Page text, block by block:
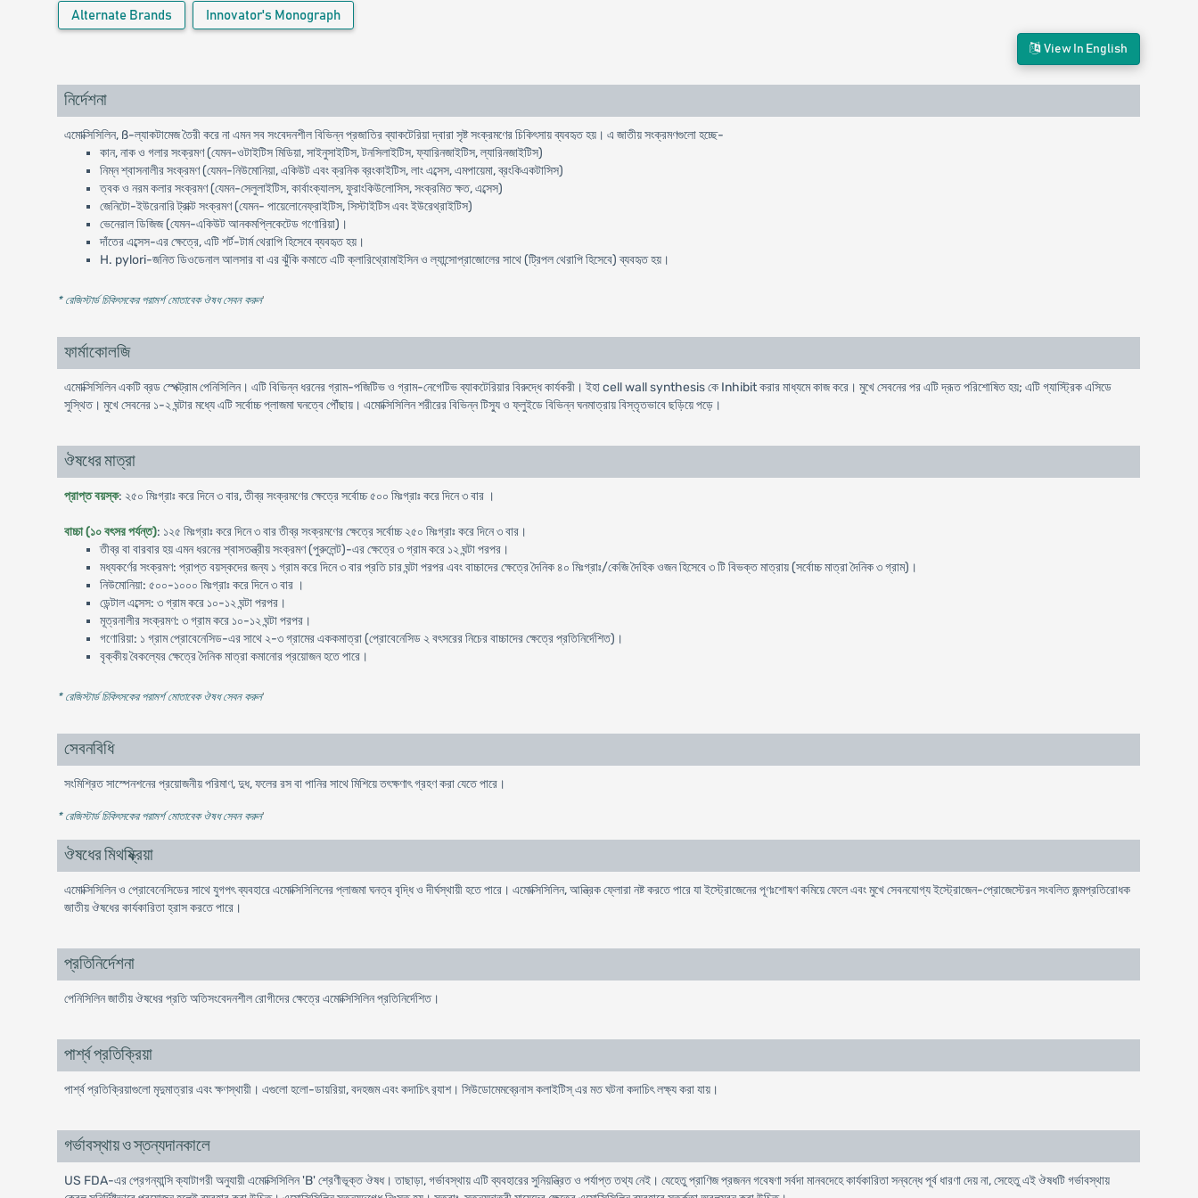
Alternate Brands Innovator's Monograph
View In English
নির্দেশনা
এমোক্সিসিলিন, ß-ল্যাকটামেজ তৈরী করে না এমন সব সংবেদনশীল বিভিন্ন প্রজাতির ব্যাকটেরিয়া দ্বারা সৃষ্ট সংক্রমণের চিকিৎসায় ব্যবহৃত হয়। এ জাতীয় সংক্রমণগুলো হচ্ছে-
কান, নাক ও গলার সংক্রমণ (যেমন-ওটাইটিস মিডিয়া, সাইনুসাইটিস, টনসিলাইটিস, ফ্যারিনজাইটিস, ল্যারিনজাইটিস)
নিম্ন শ্বাসনালীর সংক্রমণ (যেমন-নিউমোনিয়া, একিউট এবং ক্রনিক ব্রংকাইটিস, লাং এব্সেস, এমপায়েমা, ব্রংকিএকটাসিস)
ত্বক ও নরম কলার সংক্রমণ (যেমন-সেলুলাইটিস, কার্বাংক্যালস, ফুরাংকিউলোসিস, সংক্রমিত ক্ষত, এব্সেস)
জেনিটো-ইউরেনারি ট্রাক্ট সংক্রমণ (যেমন- পায়েলোনেফ্রাইটিস, সিস্টাইটিস এবং ইউরেথ্রাইটিস)
ভেনেরাল ডিজিজ (যেমন-একিউট আনকমপ্লিকেটেড গণোরিয়া)।
দাঁতের এব্সেস-এর ক্ষেত্রে, এটি শর্ট-টার্ম থেরাপি হিসেবে ব্যবহৃত হয়।
H. pylori-জনিত ডিওডেনাল আলসার বা এর ঝুঁকি কমাতে এটি ক্লারিথ্রোমাইসিন ও ল্যান্সোপ্রাজোলের সাথে (ট্রিপল থেরাপি হিসেবে) ব্যবহৃত হয়।
* রেজিস্টার্ড চিকিৎসকের পরামর্শ মোতাবেক ঔষধ সেবন করুন'
ফার্মাকোলজি
এমোক্সিসিলিন একটি ব্রড স্পেক্ট্রাম পেনিসিলিন। এটি বিভিন্ন ধরনের গ্রাম-পজিটিভ ও গ্রাম-নেগেটিভ ব্যাকটেরিয়ার বিরুদ্ধে কার্যকরী। ইহা cell wall synthesis কে Inhibit করার মাধ্যমে কাজ করে। মুখে সেবনের পর এটি দ্রূত পরিশোষিত হয়; এটি গ্যাস্ট্রিক এসিডে
সুস্থিত। মুখে সেবনের ১-২ ঘন্টার মধ্যে এটি সর্বোচ্চ প্লাজমা ঘনত্বে পৌঁছায়। এমোক্সিসিলিন শরীরের বিভিন্ন টিস্যু ও ফ্লুইডে বিভিন্ন ঘনমাত্রায় বিস্তৃতভাবে ছড়িয়ে পড়ে।
ঔষধের মাত্রা
প্রাপ্ত বয়স্ক: ২৫০ মিঃগ্রাঃ করে দিনে ৩ বার, তীব্র সংক্রমণের ক্ষেত্রে সর্বোচ্চ ৫০০ মিঃগ্রাঃ করে দিনে ৩ বার ।
বাচ্চা (১০ বৎসর পর্যন্ত): ১২৫ মিঃগ্রাঃ করে দিনে ৩ বার তীব্র সংক্রমণের ক্ষেত্রে সর্বোচ্চ ২৫০ মিঃগ্রাঃ করে দিনে ৩ বার।
তীব্র বা বারবার হয় এমন ধরনের শ্বাসতন্ত্রীয় সংক্রমণ (পুরুলেন্ট)-এর ক্ষেত্রে ৩ গ্রাম করে ১২ ঘন্টা পরপর।
মধ্যকর্ণের সংক্রমণ: প্রাপ্ত বয়স্কদের জন্য ১ গ্রাম করে দিনে ৩ বার প্রতি চার ঘন্টা পরপর এবং বাচ্চাদের ক্ষেত্রে দৈনিক ৪০ মিঃগ্রাঃ/কেজি দৈহিক ওজন হিসেবে ৩ টি বিভক্ত মাত্রায় (সর্বোচ্চ মাত্রা দৈনিক ৩ গ্রাম)।
নিউমোনিয়া: ৫০০-১০০০ মিঃগ্রাঃ করে দিনে ৩ বার ।
ডেন্টাল এব্সেস: ৩ গ্রাম করে ১০-১২ ঘন্টা পরপর।
মূত্রনালীর সংক্রমণ: ৩ গ্রাম করে ১০-১২ ঘন্টা পরপর।
গণোরিয়া: ১ গ্রাম প্রোবেনেসিড-এর সাথে ২-৩ গ্রামের এককমাত্রা (প্রোবেনেসিড ২ বৎসরের নিচের বাচ্চাদের ক্ষেত্রে প্রতিনির্দেশিত)।
বৃক্কীয় বৈকল্যের ক্ষেত্রে দৈনিক মাত্রা কমানোর প্রয়োজন হতে পারে।
* রেজিস্টার্ড চিকিৎসকের পরামর্শ মোতাবেক ঔষধ সেবন করুন'
সেবনবিধি
সংমিশ্রিত সাস্পেনশনের প্রয়োজনীয় পরিমাণ, দুধ, ফলের রস বা পানির সাথে মিশিয়ে তৎক্ষণাৎ গ্রহণ করা যেতে পারে।
* রেজিস্টার্ড চিকিৎসকের পরামর্শ মোতাবেক ঔষধ সেবন করুন'
ঔষধের মিথষ্ক্রিয়া
এমোক্সিসিলিন ও প্রোবেনেসিডের সাথে যুগপৎ ব্যবহারে এমোক্সিসিলিনের প্লাজমা ঘনত্ব বৃদ্ধি ও দীর্ঘস্থায়ী হতে পারে। এমোক্সিসিলিন, আন্ত্রিক ফ্লোরা নষ্ট করতে পারে যা ইস্ট্রোজেনের পূণঃশোষণ কমিয়ে ফেলে এবং মুখে সেবনযোগ্য ইস্ট্রোজেন-প্রোজেস্টেরন সংবলিত জন্মপ্রতিরোধক
জাতীয় ঔষধের কার্যকারিতা হ্রাস করতে পারে।
প্রতিনির্দেশনা
পেনিসিলিন জাতীয় ঔষধের প্রতি অতিসংবেদনশীল রোগীদের ক্ষেত্রে এমোক্সিসিলিন প্রতিনির্দেশিত।
পার্শ্ব প্রতিক্রিয়া
পার্শ্ব প্রতিক্রিয়াগুলো মৃদুমাত্রার এবং ক্ষণস্থায়ী। এগুলো হলো-ডায়রিয়া, বদহজম এবং কদাচিৎ র‌্যাশ। সিউডোমেমব্রেনাস কলাইটিস্ এর মত ঘটনা কদাচিৎ লক্ষ্য করা যায়।
গর্ভাবস্থায় ও স্তন্যদানকালে
US FDA-এর প্রেগন্যান্সি ক্যাটাগরী অনুযায়ী এমোক্সিসিলিন 'B' শ্রেণীভূক্ত ঔষধ। তাছাড়া, গর্ভাবস্থায় এটি ব্যবহারের সুনিয়ন্ত্রিত ও পর্যাপ্ত তথ্য নেই। যেহেতু প্রাণিজ প্রজনন গবেষণা সর্বদা মানবদেহে কার্যকারিতা সন্বন্ধে পূর্ব ধারণা দেয় না, সেহেতু এই ঔষধটি গর্ভাবস্থায়